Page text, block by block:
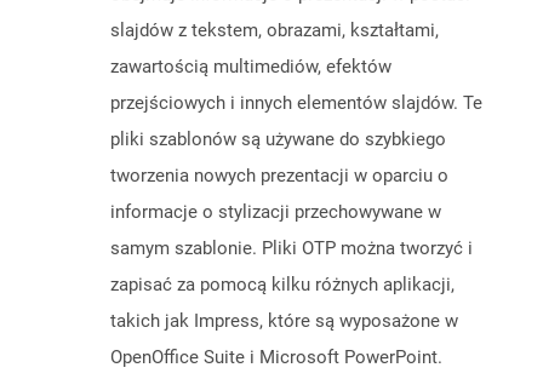
slajdów z tekstem, obrazami, kształtami,
zawartością multimediów, efektów
przejściowych i innych elementów slajdów. Te
pliki szablonów są używane do szybkiego
tworzenia nowych prezentacji w oparciu o
informacje o stylizacji przechowywane w
samym szablonie. Pliki OTP można tworzyć i
zapisać za pomocą kilku różnych aplikacji,
takich jak Impress, które są wyposażone w
OpenOffice Suite i Microsoft PowerPoint.